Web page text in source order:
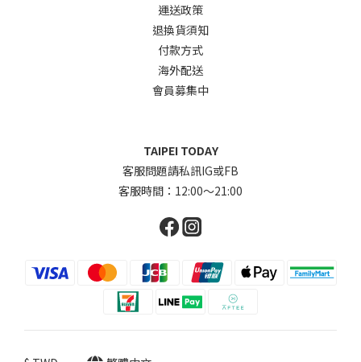
運送政策
退換貨須知
付款方式
海外配送
會員募集中
TAIPEI TODAY
客服問題請私訊IG或FB
客服時間：12:00～21:00